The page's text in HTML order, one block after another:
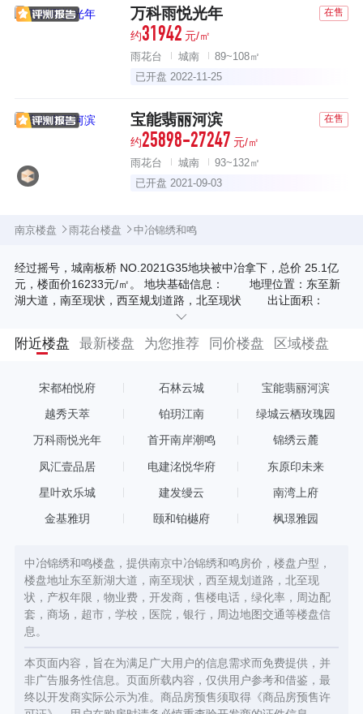
万科雨悦光年 在售
约31942 元/㎡
雨花台 城南
89~108㎡
已开盘 2022-11-25
宝能翡丽河滨 在售
约25898-27247 元/㎡
雨花台 城南
93~132㎡
已开盘 2021-09-03
南京楼盘 雨花台楼盘 中冶锦绣和鸣
经过摇号，城南板桥 NO.2021G35地块被中冶拿下，总价 25.1亿
元，楼面价16233元/㎡。 地块基础信息： 地理位置：东至新
湖大道，南至现状，西至规划道路，北至现状 出让面积：
59471.42 ㎡ 规划用地性质：R2二类居住用地 容积率：
绿化率：≥30% 起拍总价：193000万元 最高限价：
16168元/㎡ 毛坯房销售限价：23815元/㎡
附近楼盘 最新楼盘 为您推荐 同价楼盘 区域楼盘
宋都柏悦府 石林云城 宝能翡丽河滨
越秀天萃 铂玥江南 绿城云栖玫瑰园
万科雨悦光年 首开南岸潮鸣 锦绣云麓
凤汇壹品居 电建洺悦华府 东原印未来
星叶欢乐城 建发缦云 南湾上府
金基雅玥 颐和铂樾府 枫璟雅园
中冶锦绣和鸣楼盘，提供南京中冶锦绣和鸣房价，楼盘户型，
楼盘地址东至新湖大道，南至现状，西至规划道路，北至现
状，产权年限，物业费，开发商，售楼电话，绿化率，周边配
套，商场，超市，学校，医院，银行，周边地图交通等楼盘信
息。
本页面内容，旨在为满足广大用户的信息需求而免费提供，并
非广告服务性信息。页面所载内容，仅供用户参考和借鉴，最
终以开发商实际公示为准。商品房预售须取得《商品房预售许